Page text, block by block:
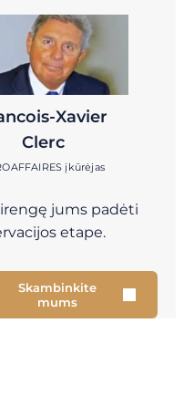
Xavier
Clerc
įkūrėjas
jums padėti
etape.
Skambinkite
mums